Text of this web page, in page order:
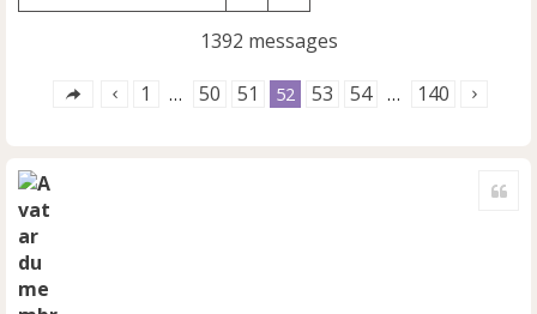
1392 messages
1 … 50 51 52 53 54 … 140